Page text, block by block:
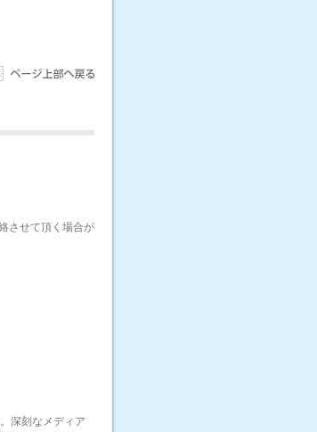
させて頂く場合が
深刻なメディア